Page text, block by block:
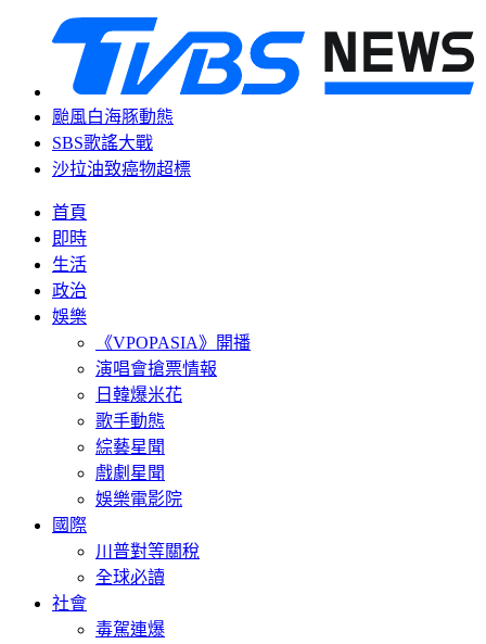
颱風白海豚動態
SBS歌謠大戰
沙拉油致癌物超標
首頁
即時
生活
政治
娛樂
《VPOPASIA》開播
演唱會搶票情報
日韓爆米花
歌手動態
綜藝星聞
戲劇星聞
娛樂電影院
國際
川普對等關稅
全球必讀
社會
毒駕連爆